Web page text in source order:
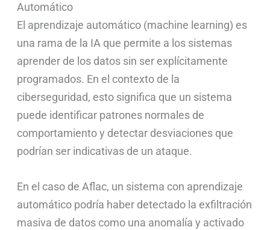
Automático
El aprendizaje automático (machine learning) es
una rama de la IA que permite a los sistemas
aprender de los datos sin ser explícitamente
programados. En el contexto de la
ciberseguridad, esto significa que un sistema
puede identificar patrones normales de
comportamiento y detectar desviaciones que
podrían ser indicativas de un ataque.
En el caso de Aflac, un sistema con aprendizaje
automático podría haber detectado la exfiltración
masiva de datos como una anomalía y activado